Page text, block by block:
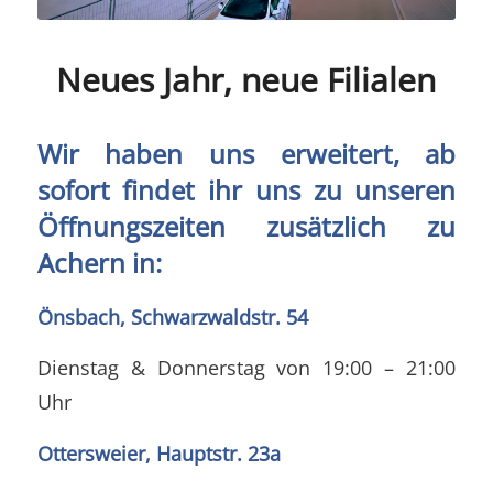
Neues Jahr, neue Filialen
Wir haben uns erweitert, ab
sofort findet ihr uns zu unseren
Öffnungszeiten zusätzlich zu
Achern in:
Önsbach, Schwarzwaldstr. 54
Dienstag & Donnerstag von 19:00 – 21:00
Uhr
Ottersweier, Hauptstr. 23a